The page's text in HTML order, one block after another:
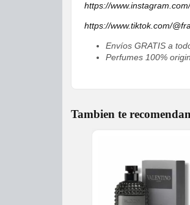
https://
https://www.tiktok.com/
Envíos GRATIS a
Perfumes 100%
Tambien te